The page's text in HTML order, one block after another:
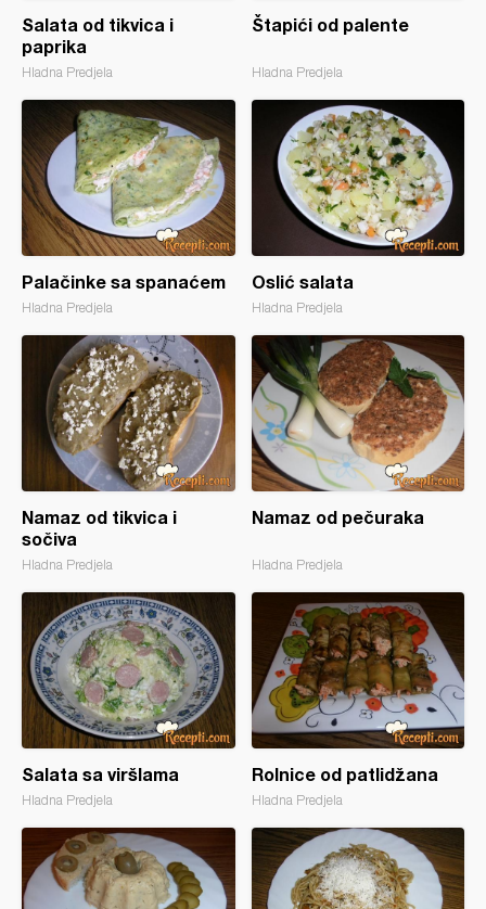
Salata od tikvica i
paprika
Hladna Predjela
Štapići od palente
Hladna Predjela
Palačinke sa spanaćem
Hladna Predjela
Oslić salata
Hladna Predjela
Namaz od tikvica i
sočiva
Hladna Predjela
Namaz od pečuraka
Hladna Predjela
Salata sa viršlama
Hladna Predjela
Rolnice od patlidžana
Hladna Predjela